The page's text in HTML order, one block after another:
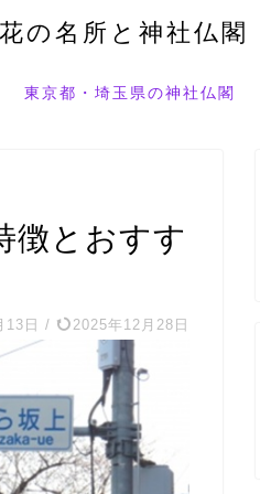
の名所と神社仏閣
東京都・埼玉県の神社仏閣
徴とおすす
13日 / 2025年12月28日